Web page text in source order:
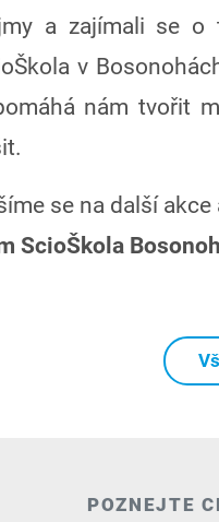
a zajímali se o
v
nám tvořit
se na další
ScioŠkola
POZNEJTE